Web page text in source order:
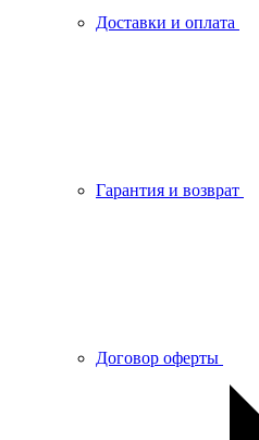
Доставки и оплата
Гарантия и возврат
Договор оферты